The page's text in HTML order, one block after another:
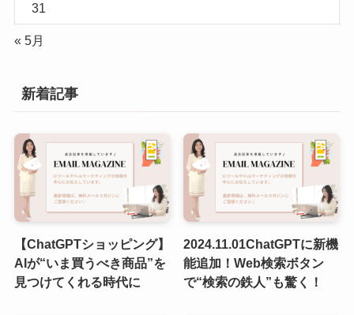
31
« 5月
新着記事
【ChatGPTショッピング】
AIが“いま買うべき商品”を
見つけてくれる時代に
2024.11.01ChatGPTに新機
能追加！Web検索ボタン
で“検索の鉄人”も驚く！